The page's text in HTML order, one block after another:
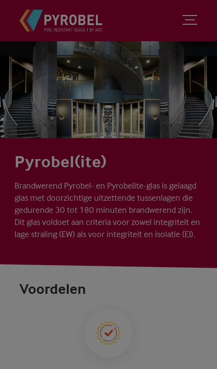
Pyrobel(ite)
Brandwerend Pyrobel- en Pyrobelite-glas is gelaagd
glas met doorzichtige uitzettende tussenlagen die
gedurende 30 tot 180 minuten brandwerend zijn.
Dit glas voldoet aan criteria voor zowel integriteit en
lage straling (EW) als voor integriteit en isolatie (EI).
Voordelen